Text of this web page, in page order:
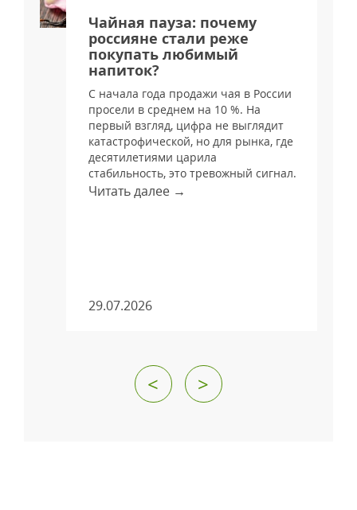
Чайная пауза: почему
россияне стали реже
покупать любимый
напиток?
С начала года продажи чая в России
просели в среднем на 10 %. На
первый взгляд, цифра не выглядит
катастрофической, но для рынка, где
десятилетиями царила
стабильность, это тревожный сигнал.
Читать далее →
29.07.2026
< >